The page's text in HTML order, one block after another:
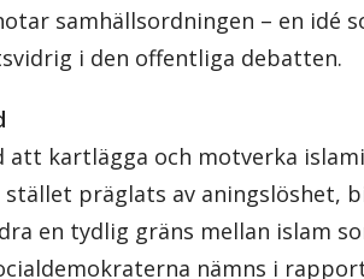
samhällsordningen – en idé
i den offentliga debatten.
att kartlägga och motverka
stället präglats av aningslöshet,
en tydlig gräns mellan islam
nämns i